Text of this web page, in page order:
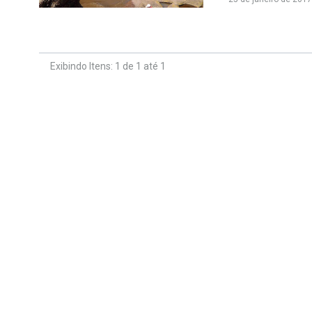
Exibindo Itens: 1 de 1 até 1